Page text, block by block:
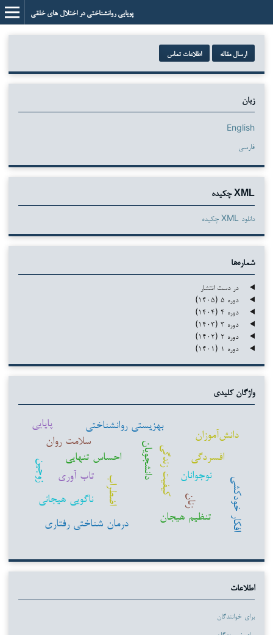
پویایی روانشناختی در اختلال های خلقی
ارسال مقاله اطلاعات تماس
زبان
English
فارسی
XML چکیده
دانلود XML چکیده
شماره‌ها
در دست انتشار
دوره ۵ (۱۴۰۵)
دوره ۴ (۱۴۰۴)
دوره ۳ (۱۴۰۳)
دوره ۲ (۱۴۰۲)
دوره ۱ (۱۴۰۱)
واژگان کلیدی
اضطراب
دانشجویانکیفیت زندگی نوجوانان
افسردگی
بهزیستی روانشناختی
دانش‌آموزان
زنان
تنظیم هیجان
درمان شناختی رفتاری
ناگویی هیجانی
احساس تنهایی
زوجین
افکار خودکشی
تاب آوری
سلامت روان
پایایی
اطلاعات
برای خوانندگان